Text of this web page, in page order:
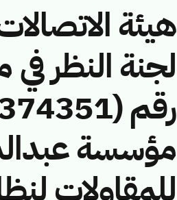
هيئة
لجنة النظر
مؤسسة
للمقاولات